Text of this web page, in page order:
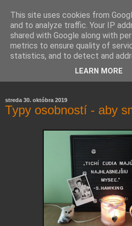
rozoberá témy o zdraví, živote a
streda 30. októbra 2019
Typy osobností - aby
This site uses cookies from
and to analyze traffic. Your IP
shared with Google along with
metrics to ensure quality of
statistics, and to detect and
LEARN MORE